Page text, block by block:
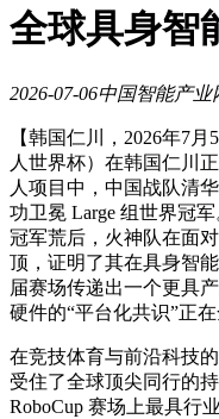
全球具身智
2026-07-06中国智能产业
【韩国仁川，2026年7
人世界杯）在韩国仁川
人项目中，中国战队清
功卫冕 Large 组世界冠
冠军荒后，火神队在面
顶，证明了其在具身智
届赛场传递出一个更具
硬件的“平台化共识”正
在竞技体育与前沿科技
受住了全球顶尖同行的
RoboCup 赛场上最具行